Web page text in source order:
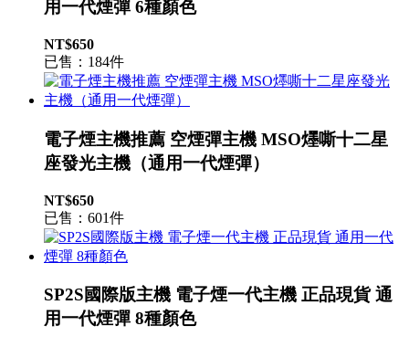
用一代煙彈 6種顏色
NT$650
已售：184件
電子煙主機推薦 空煙彈主機 MSO爅嘶十二星
座發光主機（通用一代煙彈）
NT$650
已售：601件
SP2S國際版主機 電子煙一代主機 正品現貨 通
用一代煙彈 8種顏色